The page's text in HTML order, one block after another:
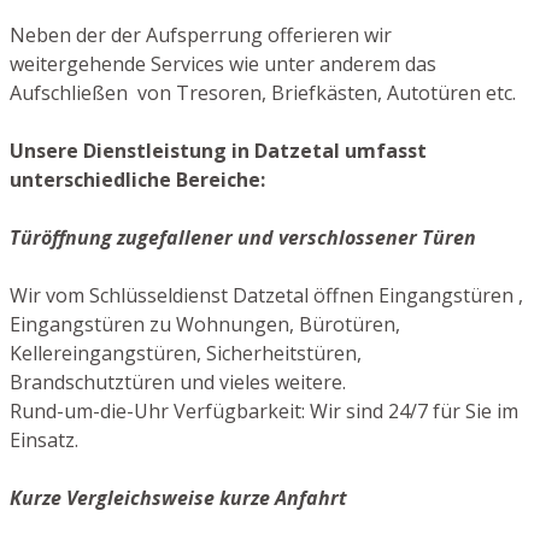
Neben der der Aufsperrung offerieren wir
weitergehende Services wie unter anderem das
Aufschließen von Tresoren, Briefkästen, Autotüren etc.
Unsere Dienstleistung in Datzetal umfasst
unterschiedliche Bereiche:
Türöffnung zugefallener und verschlossener Türen
Wir vom Schlüsseldienst Datzetal öffnen Eingangstüren ,
Eingangstüren zu Wohnungen, Bürotüren,
Kellereingangstüren, Sicherheitstüren,
Brandschutztüren und vieles weitere.
Rund-um-die-Uhr Verfügbarkeit: Wir sind 24/7 für Sie im
Einsatz.
Kurze Vergleichsweise kurze Anfahrt